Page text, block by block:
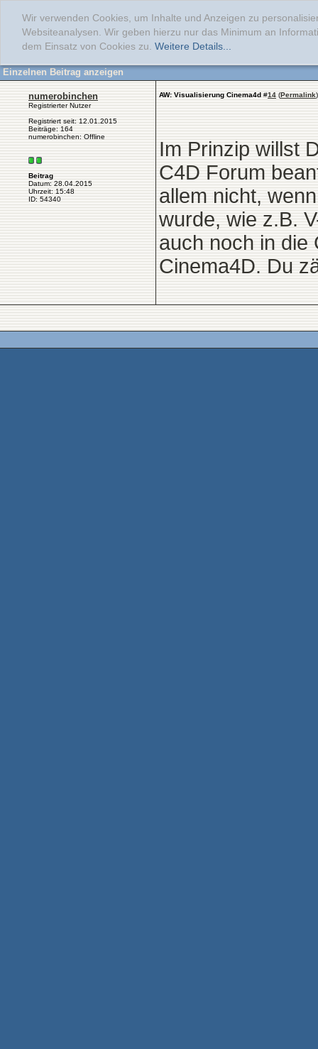
Wir verwenden Cookies, um Inhalte und Anzeigen zu
Websiteanalysen. Wir geben hierzu nur das Minimum an
dem Einsatz von Cookies zu. Weitere Details...
Einzelnen Beitrag anzeigen
numerobinchen
Registrierter Nutzer
Registriert seit: 12.01.2015
Beiträge: 164
numerobinchen: Offline
Beitrag
Datum: 28.04.2015
Uhrzeit: 15:48
ID: 54340
AW: Visualisierung Cinema4d #14 (Permalink)
Im Prinzip willst
C4D Forum
allem nicht,
wurde, wie z.B.
auch noch in die
Cinema4D. Du